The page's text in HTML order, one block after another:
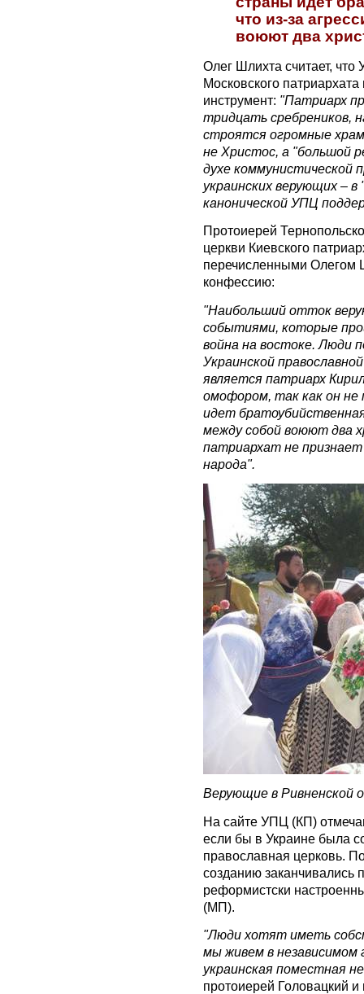
что из-за
воюют два
Олег Шлихта считает, что
Московского
инструмент: "Патриарх
тридцать сребреников,
строятся огромные
не Христос, а "большой
духе коммунистической
украинских верующих –
канонической УПЦ
Протоиерей
церкви Киевского
перечисленными Олегом
конфессию:
"Наибольший отток
событиями, которые
война на востоке. Люди
Украинской
является патриарх
омофором, так как он
идет
между собой воюют два
патриархат не признает
народа".
Верующие в Ривненской
На сайте УПЦ (КП)
если бы в Украине была
православная церковь.
созданию заканчивались
реформистски
(МП).
"Люди хотят иметь
мы живем в независимом
украинская поместная
протоиерей Головацкий и